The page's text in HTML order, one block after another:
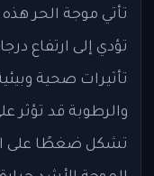
تأتي موجة الحر
تؤدي إلى ارتفاع
تأثيرات صحية
والرطوبة قد تؤثر
تشكل ضغطًا على